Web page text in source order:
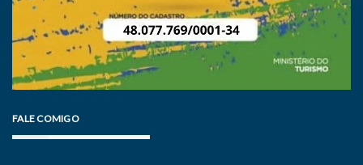
FALE COMIGO